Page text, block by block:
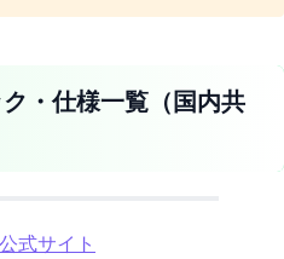
・仕様一覧（国内共
式サイト